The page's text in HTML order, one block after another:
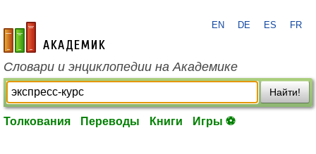
academic.ru
EN DE ES FR
Словари и энциклопедии на Академике
Найти!
Толкования Переводы Книги Игры ⚽